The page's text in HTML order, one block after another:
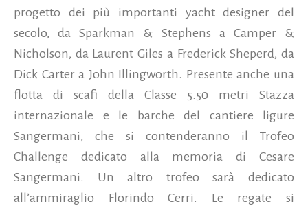
progetto dei più importanti yacht designer del
secolo, da Sparkman & Stephens a Camper &
Nicholson, da Laurent Giles a Frederick Sheperd, da
Dick Carter a John Illingworth. Presente anche una
flotta di scafi della Classe 5.50 metri Stazza
internazionale e le barche del cantiere ligure
Sangermani, che si contenderanno il Trofeo
Challenge dedicato alla memoria di Cesare
Sangermani. Un altro trofeo sarà dedicato
all’ammiraglio Florindo Cerri. Le regate si